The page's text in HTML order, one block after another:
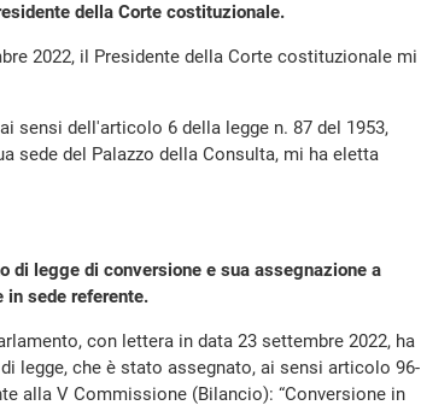
della Corte costituzionale.
2022, il Presidente della Corte costituzionale mi
sensi dell'articolo 6 della legge n. 87 del 1953,
sede del Palazzo della Consulta, mi ha eletta
di legge di conversione e sua assegnazione a
in sede referente.
con lettera in data 23 settembre 2022, ha
legge, che è stato assegnato, ai sensi articolo 96-
alla V Commissione (Bilancio): “Conversione in